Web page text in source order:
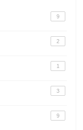
9
2
1
3
9